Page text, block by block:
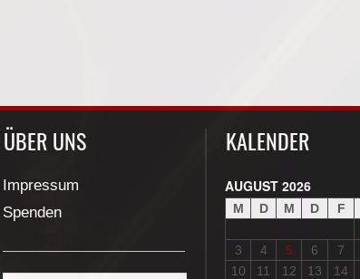
ÜBER UNS
Impressum
Spenden
KALENDER
AUGUST 2026
M D M D F
3
4 5 6 7
10
11 12 13 14